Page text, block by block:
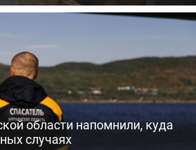
области напомнили, куда
случаях